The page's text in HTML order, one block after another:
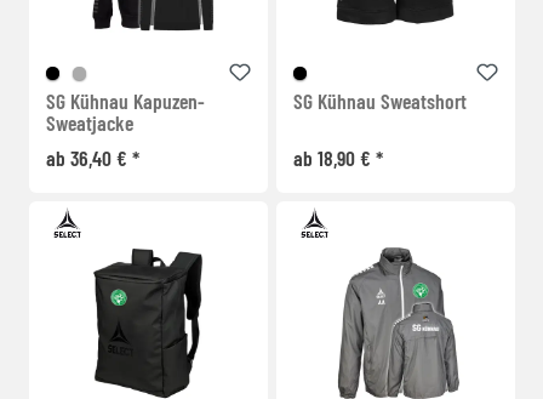
SG Kühnau Kapuzen-
Sweatjacke
ab 36,40 € *
SG Kühnau Sweatshort
ab 18,90 € *